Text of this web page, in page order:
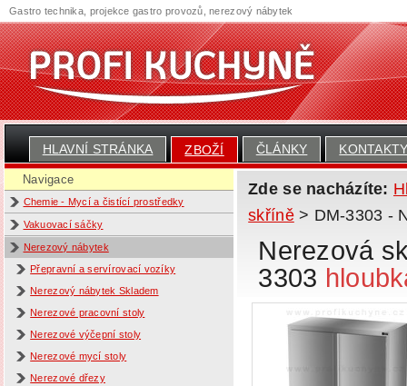
HLAVNÍ STRÁNKA ZBOŽÍ ČLÁNKY
Navigace
Chemie - Mycí a čistící prostředky
Vakuovací sáčky
Nerezový nábytek
Přepravní a servírovací vozíky
Nerezový nábytek Skladem
Nerezové pracovní stoly
Nerezové výčepní stoly
Nerezové mycí stoly
Nerezové dřezy
Zde se nacházíte:
skříně> DM-3303 -
Nerezová
3303
Gastro technika, projekce gastro provozů, nerezový nábytek